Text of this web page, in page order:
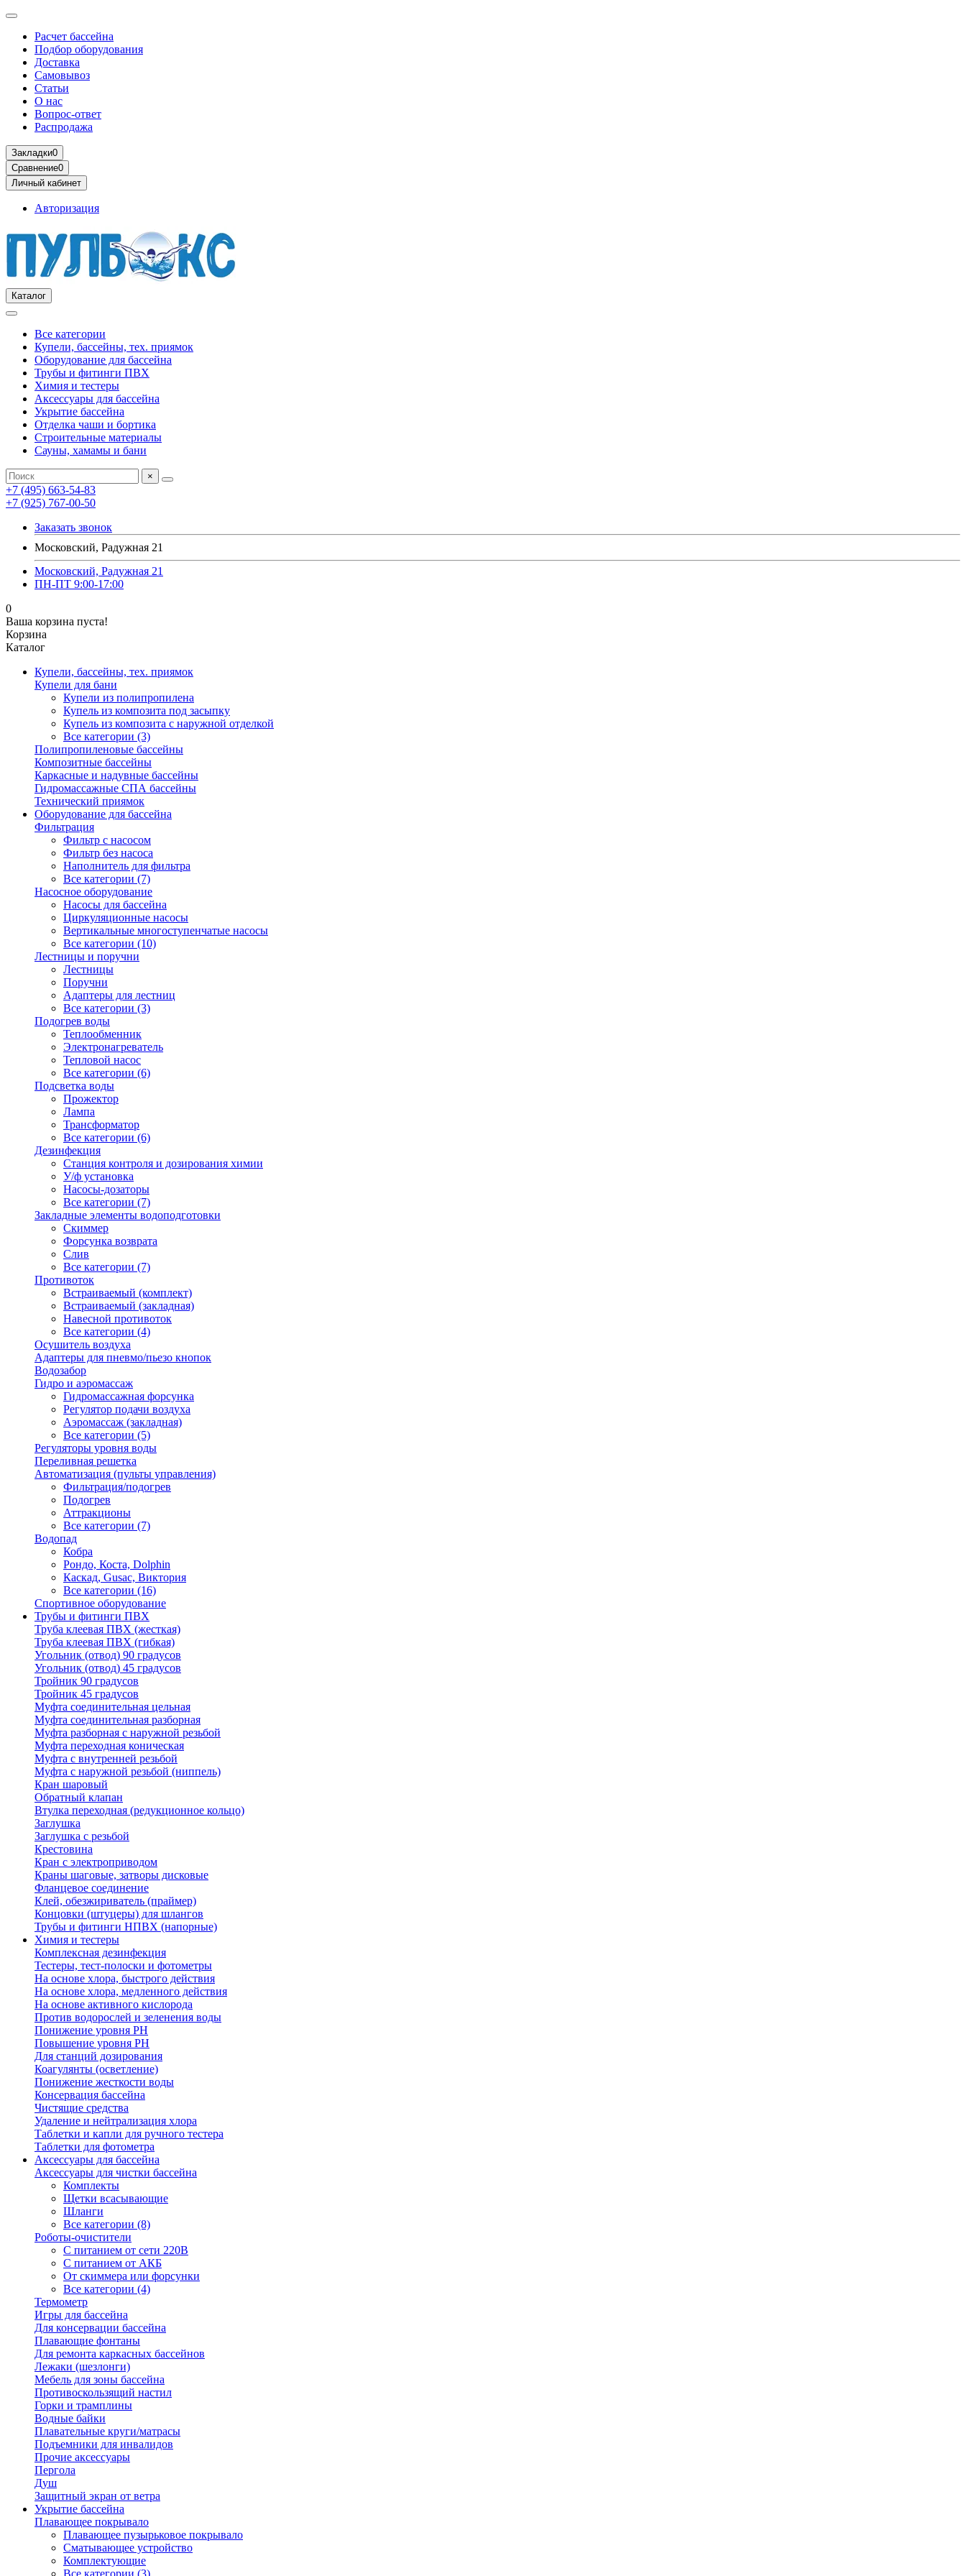
Расчет бассейна
Подбор оборудования
Доставка
Самовывоз
Статьи
О нас
Вопрос-ответ
Распродажа
Закладки0
Сравнение0
Личный кабинет
Авторизация
Каталог
Все категории
Купели, бассейны, тех. приямок
Оборудование для бассейна
Трубы и фитинги ПВХ
Химия и тестеры
Аксессуары для бассейна
Укрытие бассейна
Отделка чаши и бортика
Строительные материалы
Сауны, хамамы и бани
×
+7 (495) 663-54-83
+7 (925) 767-00-50
Заказать звонок
Московский, Радужная 21
Московский, Радужная 21
ПН-ПТ 9:00-17:00
0
Ваша корзина пуста!
Корзина
Каталог
Купели, бассейны, тех. приямок
Купели для бани
Купели из полипропилена
Купель из композита под засыпку
Купель из композита с наружной отделкой
Все категории (3)
Полипропиленовые бассейны
Композитные бассейны
Каркасные и надувные бассейны
Гидромассажные СПА бассейны
Технический приямок
Оборудование для бассейна
Фильтрация
Фильтр с насосом
Фильтр без насоса
Наполнитель для фильтра
Все категории (7)
Насосное оборудование
Насосы для бассейна
Циркуляционные насосы
Вертикальные многоступенчатые насосы
Все категории (10)
Лестницы и поручни
Лестницы
Поручни
Адаптеры для лестниц
Все категории (3)
Подогрев воды
Теплообменник
Электронагреватель
Тепловой насос
Все категории (6)
Подсветка воды
Прожектор
Лампа
Трансформатор
Все категории (6)
Дезинфекция
Станция контроля и дозирования химии
У/ф установка
Насосы-дозаторы
Все категории (7)
Закладные элементы водоподготовки
Скиммер
Форсунка возврата
Слив
Все категории (7)
Противоток
Встраиваемый (комплект)
Встраиваемый (закладная)
Навесной противоток
Все категории (4)
Осушитель воздуха
Адаптеры для пневмо/пьезо кнопок
Водозабор
Гидро и аэромассаж
Гидромассажная форсунка
Регулятор подачи воздуха
Аэромассаж (закладная)
Все категории (5)
Регуляторы уровня воды
Переливная решетка
Автоматизация (пульты управления)
Фильтрация/подогрев
Подогрев
Аттракционы
Все категории (7)
Водопад
Кобра
Рондо, Коста, Dolphin
Каскад, Gusac, Виктория
Все категории (16)
Спортивное оборудование
Трубы и фитинги ПВХ
Труба клеевая ПВХ (жесткая)
Труба клеевая ПВХ (гибкая)
Угольник (отвод) 90 градусов
Угольник (отвод) 45 градусов
Тройник 90 градусов
Тройник 45 градусов
Муфта соединительная цельная
Муфта соединительная разборная
Муфта разборная с наружной резьбой
Муфта переходная коническая
Муфта с внутренней резьбой
Муфта с наружной резьбой (ниппель)
Кран шаровый
Обратный клапан
Втулка переходная (редукционное кольцо)
Заглушка
Заглушка с резьбой
Крестовина
Кран с электроприводом
Краны шаговые, затворы дисковые
Фланцевое соединение
Клей, обезжириватель (праймер)
Концовки (штуцеры) для шлангов
Трубы и фитинги НПВХ (напорные)
Химия и тестеры
Комплексная дезинфекция
Тестеры, тест-полоски и фотометры
На основе хлора, быстрого действия
На основе хлора, медленного действия
На основе активного кислорода
Против водорослей и зеленения воды
Понижение уровня РН
Повышение уровня РН
Для станций дозирования
Коагулянты (осветление)
Понижение жесткости воды
Консервация бассейна
Чистящие средства
Удаление и нейтрализация хлора
Таблетки и капли для ручного тестера
Таблетки для фотометра
Аксессуары для бассейна
Аксессуары для чистки бассейна
Комплекты
Щетки всасывающие
Шланги
Все категории (8)
Роботы-очистители
С питанием от сети 220В
С питанием от АКБ
От скиммера или форсунки
Все категории (4)
Термометр
Игры для бассейна
Для консервации бассейна
Плавающие фонтаны
Для ремонта каркасных бассейнов
Лежаки (шезлонги)
Мебель для зоны бассейна
Противоскользящий настил
Горки и трамплины
Водные байки
Плавательные круги/матрасы
Подъемники для инвалидов
Прочие аксессуары
Пергола
Душ
Защитный экран от ветра
Укрытие бассейна
Плавающее покрывало
Плавающее пузырьковое покрывало
Сматывающее устройство
Комплектующие
Все категории (3)